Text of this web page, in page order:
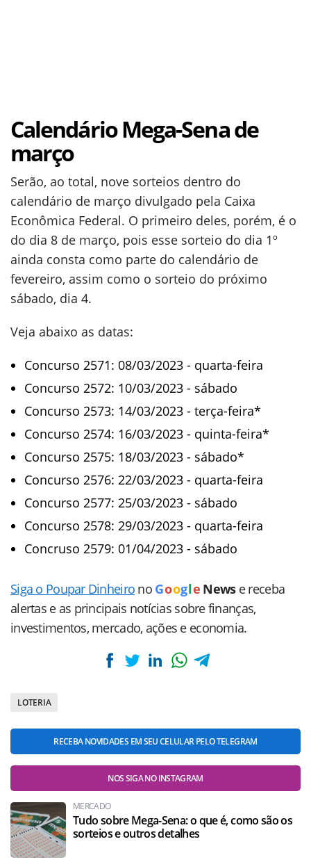
Calendário Mega-Sena de
março
Serão, ao total, nove sorteios dentro do
calendário de março divulgado pela Caixa
Econômica Federal. O primeiro deles, porém, é o
do dia 8 de março, pois esse sorteio do dia 1º
ainda consta como parte do calendário de
fevereiro, assim como o sorteio do próximo
sábado, dia 4.
Veja abaixo as datas:
Concurso 2571: 08/03/2023 - quarta-feira
Concurso 2572: 10/03/2023 - sábado
Concurso 2573: 14/03/2023 - terça-feira*
Concurso 2574: 16/03/2023 - quinta-feira*
Concurso 2575: 18/03/2023 - sábado*
Concurso 2576: 22/03/2023 - quarta-feira
Concurso 2577: 25/03/2023 - sábado
Concurso 2578: 29/03/2023 - quarta-feira
Concruso 2579: 01/04/2023 - sábado
Siga o Poupar Dinheiro no Goog le News e receba
alertas e as principais notícias sobre finanças,
investimentos, mercado, ações e economia.
LOTERIA
RECEBA NOVIDADES EM SEU CELULAR PELO TELEGRAM
NOS SIGA NO INSTAGRAM
MERCADO
Tudo sobre Mega-Sena: o que é, como são os
sorteios e outros detalhes